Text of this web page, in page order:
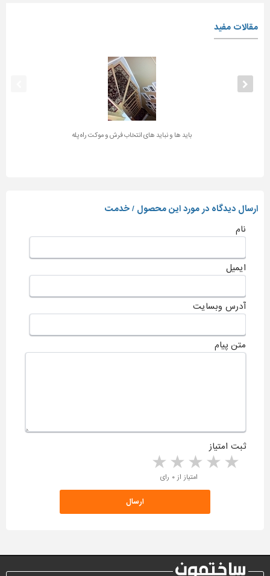
مقالات مفید
باید ها و نباید های انتخاب فرش و موکت راه پله
ارسال دیدگاه در مورد این محصول / خدمت
نام
ایمیل
آدرس وبسایت
متن پیام
ثبت امتیاز
4 stars 3 stars 2 stars 1 star امتیاز از ۰ رای